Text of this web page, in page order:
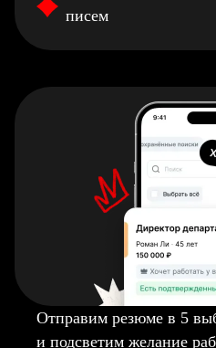
писем
Отправим резюме в 5
и подсветим желание